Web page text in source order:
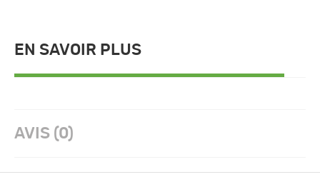
EN SAVOIR PLUS
AVIS (0)